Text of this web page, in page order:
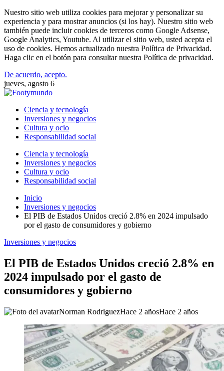
Nuestro sitio web utiliza cookies para mejorar y personalizar su
experiencia y para mostrar anuncios (si los hay). Nuestro sitio web
también puede incluir cookies de terceros como Google Adsense,
Google Analytics, Youtube. Al utilizar el sitio web, usted acepta el
uso de cookies. Hemos actualizado nuestra Política de Privacidad.
Haga clic en el botón para consultar nuestra Política de privacidad.
De acuerdo, acepto.
jueves, agosto 6
Ciencia y tecnología
Inversiones y negocios
Cultura y ocio
Responsabilidad social
Ciencia y tecnología
Inversiones y negocios
Cultura y ocio
Responsabilidad social
Inicio
Inversiones y negocios
El PIB de Estados Unidos creció 2.8% en 2024 impulsado
por el gasto de consumidores y gobierno
Inversiones y negocios
El PIB de Estados Unidos creció 2.8% en
2024 impulsado por el gasto de
consumidores y gobierno
Norman RodriguezHace 2 añosHace 2 años